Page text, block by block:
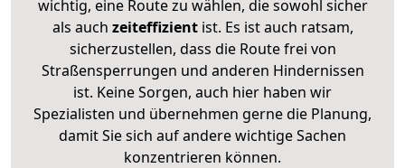
wichtig, eine Route zu wählen, die sowohl sicher
als auch zeiteffizientist. Es ist auch ratsam,
sicherzustellen, dass die Route frei von
Straßensperrungen und anderen Hindernissen
ist. Keine Sorgen, auch hier haben wir
Spezialisten und übernehmen gerne die Planung,
damit Sie sich auf andere wichtige Sachen
konzentrieren können.